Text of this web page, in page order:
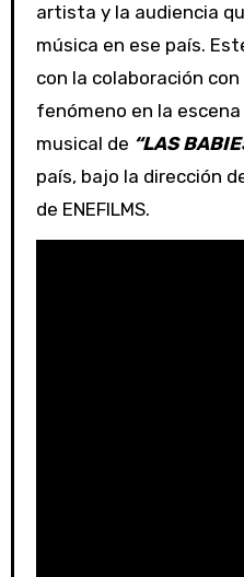
artista y la audiencia
música en ese país.
con la colaboración con
fenómeno en la
musical de “LAS
país, bajo la dirección
de ENEFILMS.